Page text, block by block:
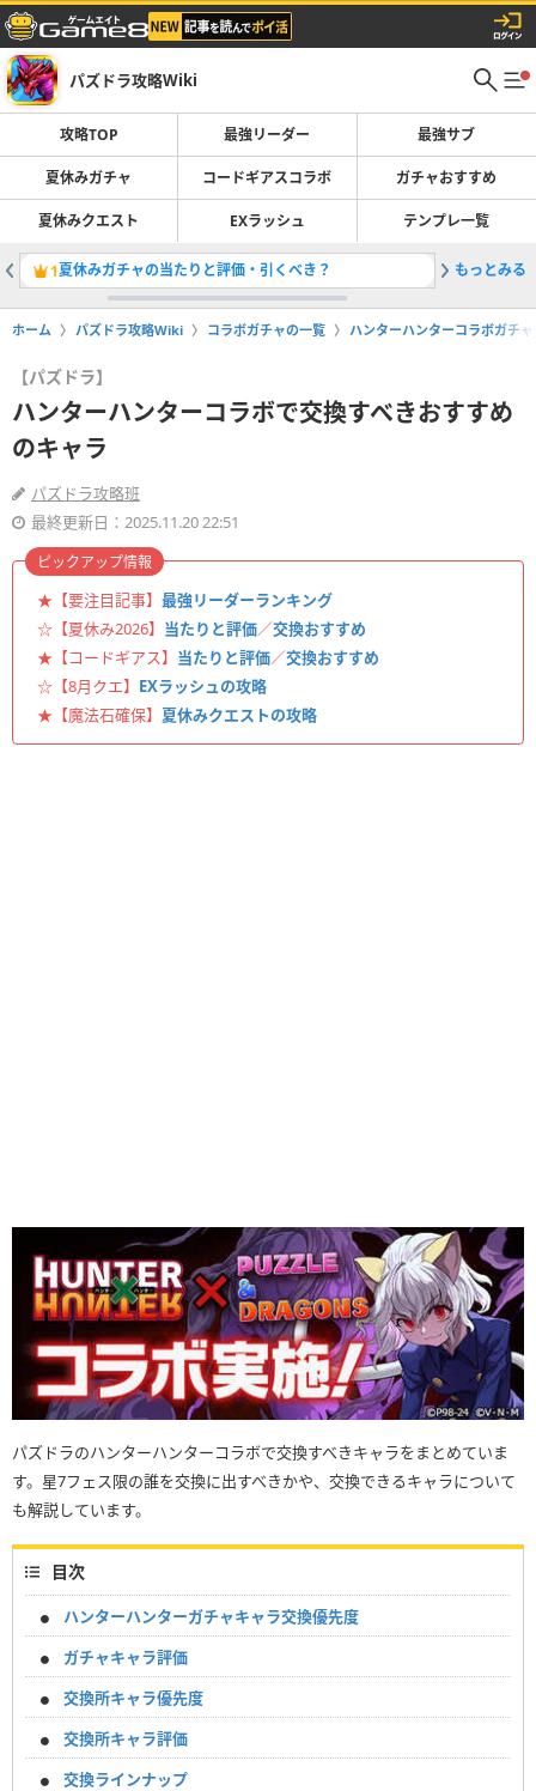
パズドラ攻略Wiki
攻略TOP 最強リーダー 最強サブ
夏休みガチャ コードギアスコラボ ガチャおすすめ
夏休みクエスト EXラッシュ テンプレ一覧
1夏休みガチャの当たりと評価・引くべき？ 2コード
もっとみる
ホーム パズドラ攻略Wiki コラボガチャの一覧 ハンターハンターコラボガチャ
【パズドラ】
ハンターハンターコラボで交換すべきおすすめ
のキャラ
パズドラ攻略班
最終更新日：2025.11.20 22:51
★【要注目記事】 最強リーダーランキング
☆【夏休み2026】 当たりと評価／交換おすすめ
★【コードギアス】 当たりと評価／交換おすすめ
☆【8月クエ】 EXラッシュの攻略
★【魔法石確保】 夏休みクエストの攻略
ピックアップ情報
パズドラのハンターハンターコラボで交換すべきキャラをまとめていま
す。星7フェス限の誰を交換に出すべきかや、交換できるキャラについて
も解説しています。
目次
ハンターハンターガチャキャラ交換優先度
ガチャキャラ評価
交換所キャラ優先度
交換所キャラ評価
交換ラインナップ